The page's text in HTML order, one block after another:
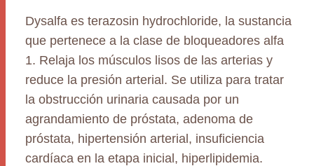
Dysalfa es terazosin hydrochloride, la sustancia
que pertenece a la clase de bloqueadores alfa
1. Relaja los músculos lisos de las arterias y
reduce la presión arterial. Se utiliza para tratar
la obstrucción urinaria causada por un
agrandamiento de próstata, adenoma de
próstata, hipertensión arterial, insuficiencia
cardíaca en la etapa inicial, hiperlipidemia.